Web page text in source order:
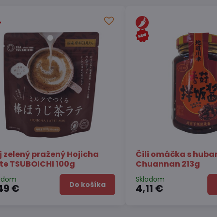
syr Gouda
123g
Do košíka
Konjak Želé s príchuťou
broskyne ORIHIRO 120g
Skladom
2,64 € Do